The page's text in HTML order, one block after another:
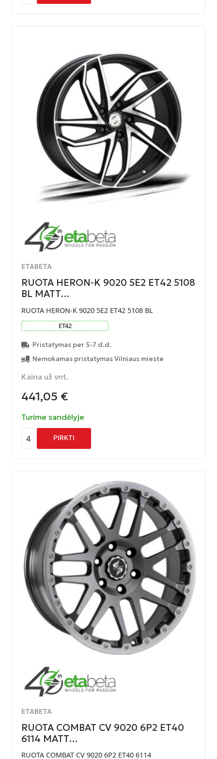
ETABETA
RUOTA HERON-K 9020 5E2 ET42 5108
BL MATT…
RUOTA HERON-K 9020 5E2 ET42 5108 BL
ET42
Pristatymas per 5-7 d.d.
Nemokamas pristatymas Vilniaus mieste
Kaina už vnt.
441,05 €
Turime sandėlyje
4 PIRKTI
ETABETA
RUOTA COMBAT CV 9020 6P2 ET40
6114 MATT…
RUOTA COMBAT CV 9020 6P2 ET40 6114